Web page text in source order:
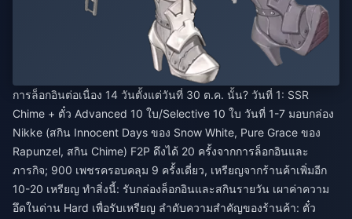
การล็อกอินต่อเนื่อง 14 วันตั้งแต่วันที่ 30 ต.ค. นั้น? วันที่ 1: SSR
Chime + ตั๋ว Advanced 10 ใบ/Selective 10 ใบ วันที่ 1-7 มอบกล่อง
Nikke (สกิน Innocent Days ของ Snow White, Pure Grace ของ
Rapunzel, สกิน Chime) F2P ดึงได้ 20 ครั้งจากการล็อกอินและ
ภารกิจ; 900 เพชรครอบคลุม 9 ครั้งเดี่ยว, เหรียญจากร้านค้าเพิ่มอีก
10-20 เหรียญ ทำสิ่งนี้: รับกล่องล็อกอินและสกินรายวัน เผาค่าความ
อึดในด่าน Hard เพื่อรับเหรียญ ลำดับความสำคัญของร้านค้า: ตั๋ว